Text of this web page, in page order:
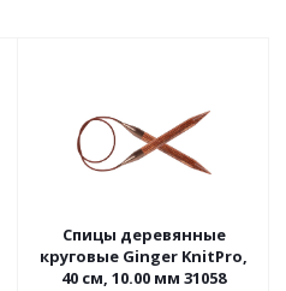
Спицы деревянные
круговые Ginger KnitPro,
40 см, 10.00 мм 31058